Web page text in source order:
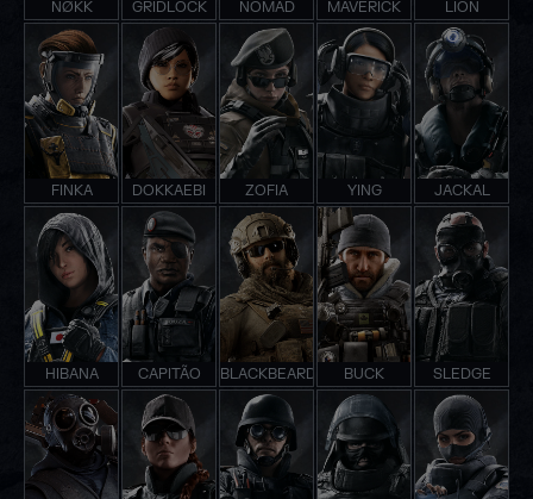
NØKK GRIDLOCK NOMAD MAVERICK LION
FINKA DOKKAEBI ZOFIA YING JACKAL
HIBANA CAPITÃO BLACKBEARD BUCK SLEDGE